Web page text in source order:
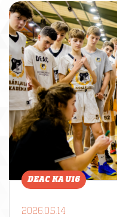
DEAC KA U16
2026.05.14